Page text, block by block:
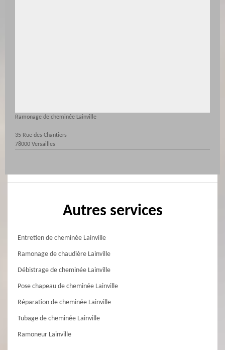
Ramonage de cheminée Lainville
35 Rue des Chantiers
78000 Versailles
Autres services
Entretien de cheminée Lainville
Ramonage de chaudière Lainville
Débistrage de cheminée Lainville
Pose chapeau de cheminée Lainville
Réparation de cheminée Lainville
Tubage de cheminée Lainville
Ramoneur Lainville